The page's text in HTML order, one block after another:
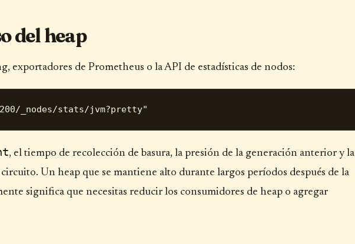
del heap
exportadores de Prometheus o la API de estadísticas de nodos:
, el tiempo de recolección de basura, la presión de la generación anterior y
Un heap que se mantiene alto durante largos períodos después de la
significa que necesitas reducir los consumidores de heap o agregar